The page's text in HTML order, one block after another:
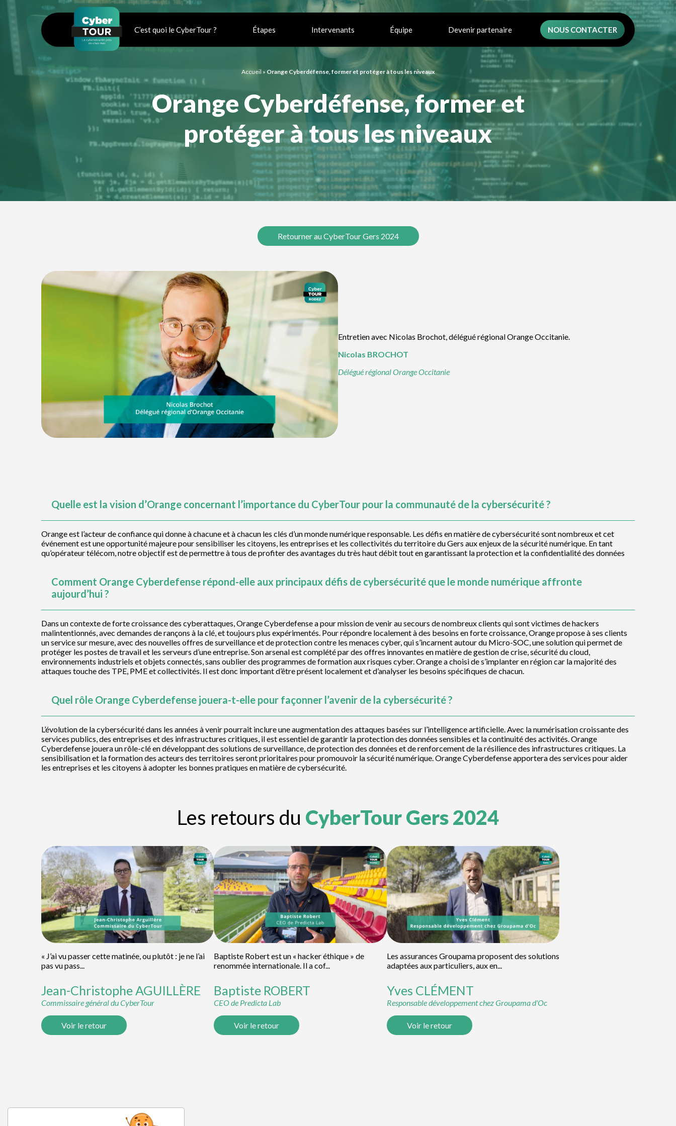
C’est quoi le CyberTour ? Étapes Intervenants Équipe Devenir partenaire NOUS CONTACTER
Accueil » Orange Cyberdéfense, former et protéger à tous les niveaux
Orange Cyberdéfense, former et
protéger à tous les niveaux
Retourner au CyberTour Gers 2024
Entretien avec Nicolas Brochot, délégué régional Orange Occitanie.
Nicolas BROCHOT
Délégué régional Orange Occitanie
Quelle est la vision d’Orange concernant l’importance du CyberTour pour la communauté de la cybersécurité ?
Orange est l’acteur de confiance qui donne à chacune et à chacun les clés d’un monde numérique responsable. Les défis en matière de cybersécurité sont nombreux et cet
événement est une opportunité majeure pour sensibiliser les citoyens, les entreprises et les collectivités du territoire du Gers aux enjeux de la sécurité numérique. En tant
qu’opérateur télécom, notre objectif est de permettre à tous de profiter des avantages du très haut débit tout en garantissant la protection et la confidentialité des données
Comment Orange Cyberdefense répond-elle aux principaux défis de cybersécurité que le monde numérique affronte
aujourd’hui ?
Dans un contexte de forte croissance des cyberattaques, Orange Cyberdefense a pour mission de venir au secours de nombreux clients qui sont victimes de hackers
malintentionnés, avec demandes de rançons à la clé, et toujours plus expérimentés. Pour répondre localement à des besoins en forte croissance, Orange propose à ses clients
un service sur mesure, avec des nouvelles offres de surveillance et de protection contre les menaces cyber, qui s’incarnent autour du Micro-SOC, une solution qui permet de
protéger les postes de travail et les serveurs d’une entreprise. Son arsenal est complété par des offres innovantes en matière de gestion de crise, sécurité du cloud,
environnements industriels et objets connectés, sans oublier des programmes de formation aux risques cyber. Orange a choisi de s’implanter en région car la majorité des
attaques touche des TPE, PME et collectivités. Il est donc important d’être présent localement et d’analyser les besoins spécifiques de chacun.
Quel rôle Orange Cyberdefense jouera-t-elle pour façonner l’avenir de la cybersécurité ?
L’évolution de la cybersécurité dans les années à venir pourrait inclure une augmentation des attaques basées sur l’intelligence artificielle. Avec la numérisation croissante des
services publics, des entreprises et des infrastructures critiques, il est essentiel de garantir la protection des données sensibles et la continuité des activités. Orange
Cyberdefense jouera un rôle-clé en développant des solutions de surveillance, de protection des données et de renforcement de la résilience des infrastructures critiques. La
sensibilisation et la formation des acteurs des territoires seront prioritaires pour promouvoir la sécurité numérique. Orange Cyberdefense apportera des services pour aider
les entreprises et les citoyens à adopter les bonnes pratiques en matière de cybersécurité.
Les retours du CyberTour Gers 2024
« J’ai vu passer cette matinée, ou plutôt : je ne l’ai
pas vu pass...
Jean-ChristopheAGUILLÈRE
Commissaire général du CyberTour
Voir le retour
Baptiste Robert est un « hacker éthique » de
renommée internationale. Il a cof...
Baptiste ROBERT
CEO de Predicta Lab
Voir le retour
Les assurances Groupama proposent des solutions
adaptées aux particuliers, aux en...
Yves CLÉMENT
Responsable développement chez Groupama d'Oc
Voir le retour
Panneau de gestion des cookies